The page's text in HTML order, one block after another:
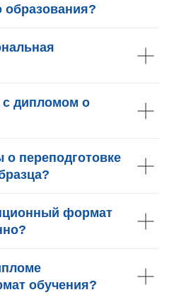
образования?
с дипломом о
переподготовке
формат
обучения?